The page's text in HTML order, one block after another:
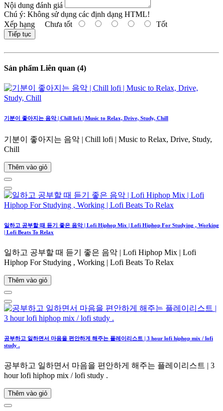
Nội dung đánh giá
Chú ý: Không sử dụng các định dạng HTML!
Xếp hạng Chưa tốt Tốt
Tiếp tục
Sản phẩm Liên quan (4)
기분이 좋아지는 음악 | Chill lofi | Music to Relax, Drive, Study, Chill
기분이 좋아지는 음악 | Chill lofi | Music to Relax, Drive, Study,
Chill
Thêm vào giỏ
일하고 공부할 때 듣기 좋은 음악 | Lofi Hiphop Mix | Lofi Hiphop For Studying , Working
| Lofi Beats To Relax
일하고 공부할 때 듣기 좋은 음악 | Lofi Hiphop Mix | Lofi
Hiphop For Studying , Working | Lofi Beats To Relax
Thêm vào giỏ
공부하고 일하면서 마음을 편안하게 해주는 플레이리스트 | 3 hour lofi hiphop mix / lofi
study .
공부하고 일하면서 마음을 편안하게 해주는 플레이리스트 | 3
hour lofi hiphop mix / lofi study .
Thêm vào giỏ